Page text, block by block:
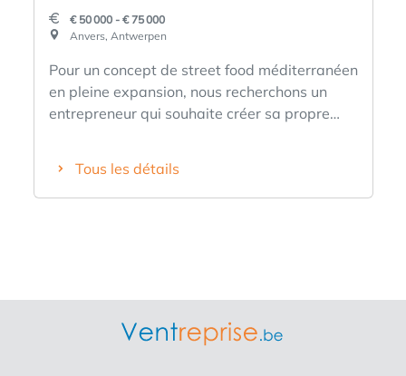
€ 50 000 - € 75 000
Anvers, Antwerpen
Pour un concept de street food méditerranéen
en pleine expansion, nous recherchons un
entrepreneur qui souhaite créer sa propre
emporter et la livraison ✅Branding, recettes
et marketing sont prêts ✅Soutien pour le
contacterons bientôt avec plus d'informations
Tous les détails